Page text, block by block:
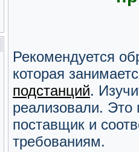
Рекомендуется
которая
подстанций.
реализовали. Это
поставщик и
требованиям.